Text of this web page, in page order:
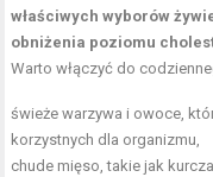
właściwych wyborów
obniżenia poziomu
Warto włączyć do
świeże warzywa i owoce,
korzystnych dla organizmu,
chude mięso, takie jak